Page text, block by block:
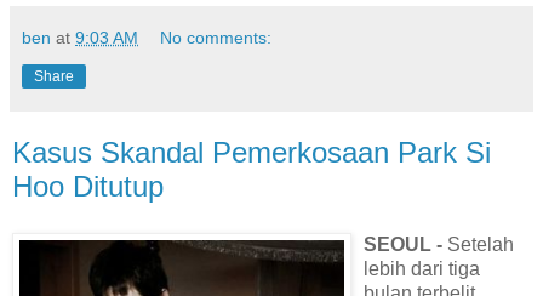
ben at 9:03 AM No comments:
Share
Kasus Skandal Pemerkosaan Park Si
Hoo Ditutup
SEOUL - Setelah
lebih dari tiga